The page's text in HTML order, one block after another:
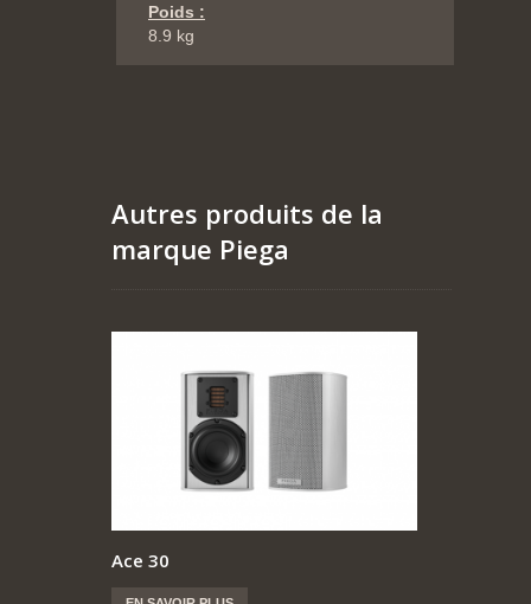
Poids :
8.9 kg
Autres produits de la
marque Piega
Ace 30